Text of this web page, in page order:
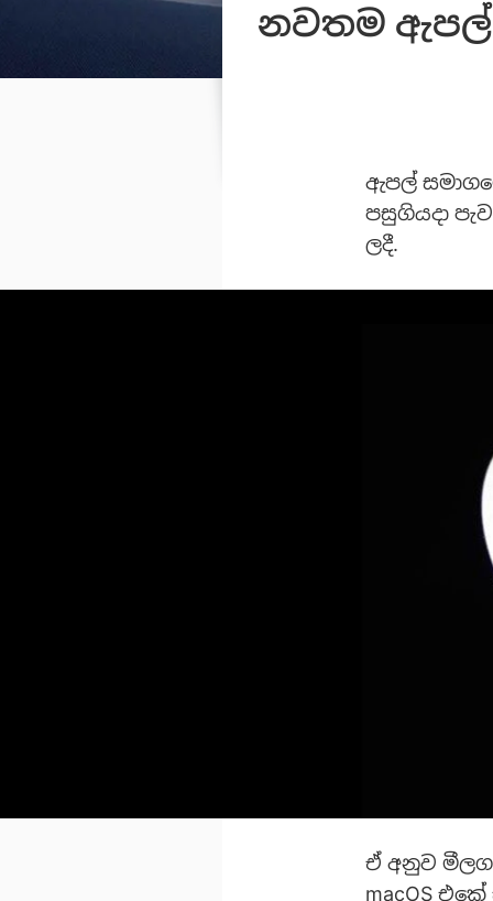
නවතම ඇපල්
ඇපල්
පසුගියදා
ලදී.
ඒ අනුව මීලග
macOS